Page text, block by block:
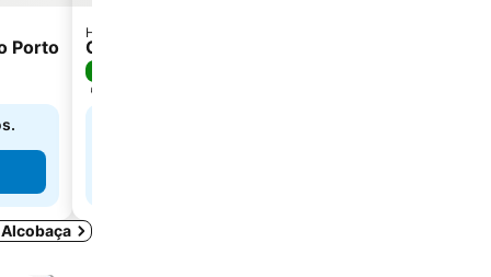
Porto
Hotel
Guesthouse / Bed & Breakfast / Quartos Of